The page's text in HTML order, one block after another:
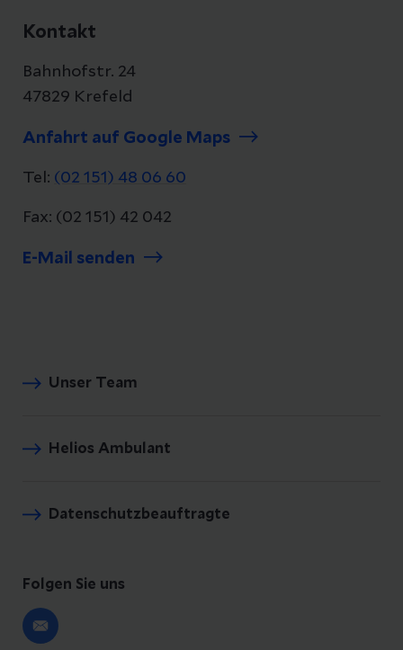
Kontakt
Bahnhofstr. 24
47829 Krefeld
Anfahrt auf Google Maps
Tel: (02 151) 48 06 60
Fax: (02 151) 42 042
E-Mail senden
Unser Team
Helios Ambulant
Datenschutzbeauftragte
Folgen Sie uns